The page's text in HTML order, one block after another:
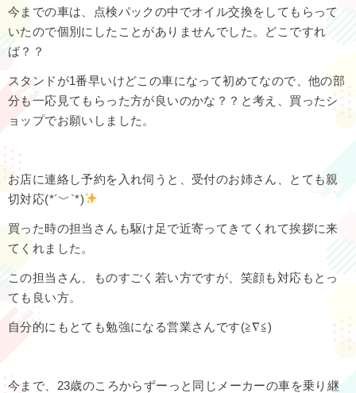
今までの車は、点検パックの中でオイル交換をしてもらって
いたので個別にしたことがありませんでした。どこですれ
ば？？
スタンドが1番早いけどこの車になって初めてなので、他の部
分も一応見てもらった方が良いのかな？？と考え、買ったシ
ョップでお願いしました。
お店に連絡し予約を入れ伺うと、受付のお姉さん、とても親
切対応(*´﹀`*)
買った時の担当さんも駆け足で近寄ってきてくれて挨拶に来
てくれました。
この担当さん、ものすごく若い方ですが、笑顔も対応もとっ
ても良い方。
自分的にもとても勉強になる営業さんです(≧∇≦)
今まで、23歳のころからずーっと同じメーカーの車を乗り継